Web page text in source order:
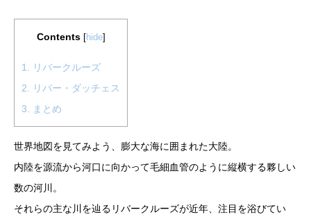
Contents hide]
1.
リバークルーズ
2.
リバー・ダッチェス
3.
まとめ
世界地図を見てみよう、膨大な海に囲まれた大陸。
内陸を源流から河口に向かって毛細血管のように縦横する夥しい
数の河川。
それらの主な川を辿るリバークルーズが近年、注目を浴びてい